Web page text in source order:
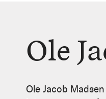
Ole
Ole Jacob